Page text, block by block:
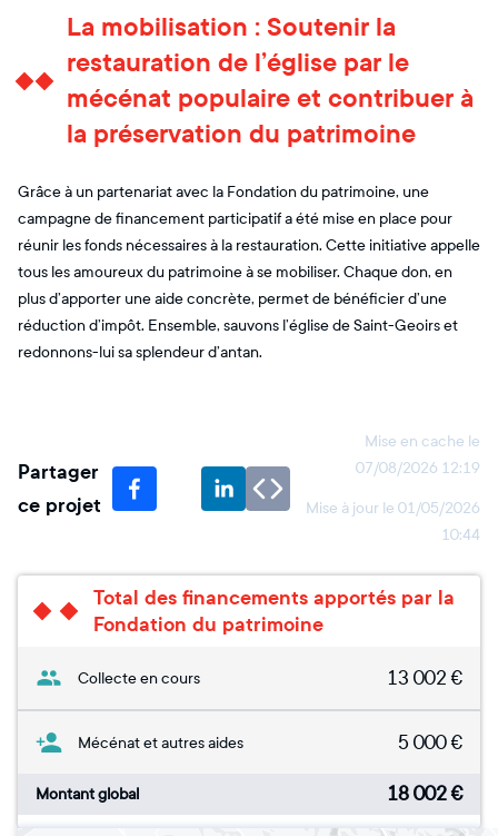
La mobilisation : Soutenir la
restauration de l’église par le
mécénat populaire et contribuer à
la préservation du patrimoine
Grâce à un partenariat avec la Fondation du patrimoine, une
campagne de financement participatif a été mise en place pour
réunir les fonds nécessaires à la restauration. Cette initiative appelle
tous les amoureux du patrimoine à se mobiliser. Chaque don, en
plus d’apporter une aide concrète, permet de bénéficier d’une
réduction d’impôt. Ensemble, sauvons l’église de Saint-Geoirs et
redonnons-lui sa splendeur d’antan.
Partager
ce projet
Mise en cache le
07/08/2026 12:19
Mise à jour le 01/05/2026
10:44
Total des financements apportés par la
Fondation du patrimoine
Collecte en cours 13 002 €
Mécénat et autres aides 5 000€
Montant global 18 002€